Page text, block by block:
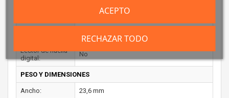
Lector de huella
digital:
No
PESO Y DIMENSIONES
Ancho: 23,6 mm
RECHAZAR TODO
ACEPTO